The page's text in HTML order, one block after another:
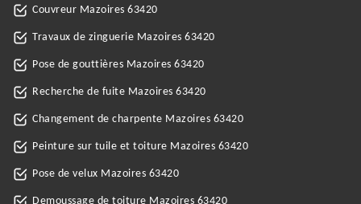
Couvreur Mazoires 63420
Travaux de zinguerie Mazoires 63420
Pose de gouttières Mazoires 63420
Recherche de fuite Mazoires 63420
Changement de charpente Mazoires 63420
Peinture sur tuile et toiture Mazoires 63420
Pose de velux Mazoires 63420
Demoussage de toiture Mazoires 63420